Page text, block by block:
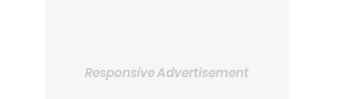
Responsive Advertisement